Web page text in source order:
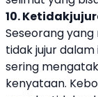
10.
Seseorang
tidak jujur
sering
kenyataan.